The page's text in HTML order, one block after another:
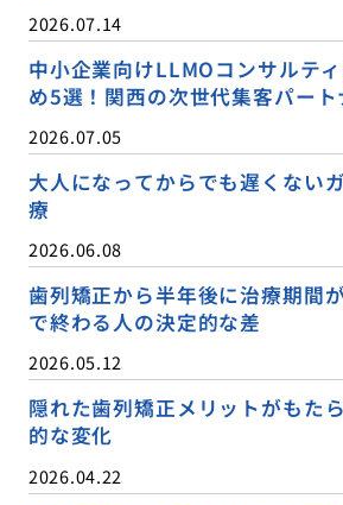
2026.07.14
中小企業向けLLMOコンサルテ
め5選！関西の次世代集客パート
2026.07.05
大人になってからでも遅くない
療
2026.06.08
歯列矯正から半年後に治療期間
で終わる人の決定的な差
2026.05.12
隠れた歯列矯正メリットがもた
的な変化
2026.04.22